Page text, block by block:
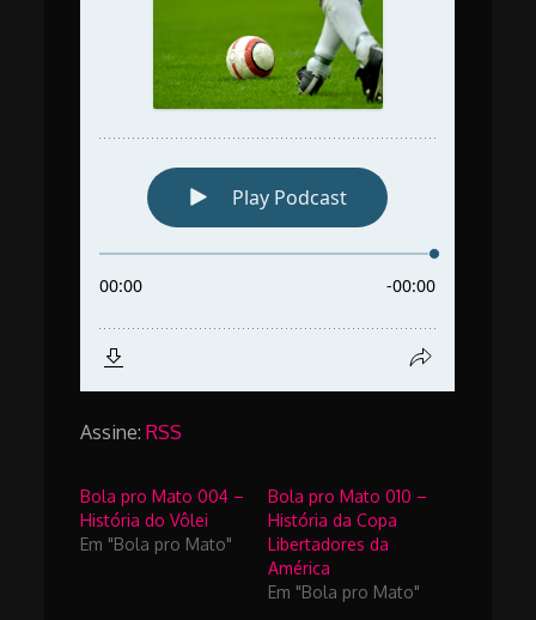
Assine:RSS
Bola pro Mato 004 –
História do Vôlei
Em "Bola pro Mato"
Bola pro Mato 010 –
História da Copa
Libertadores da
América
Em "Bola pro Mato"